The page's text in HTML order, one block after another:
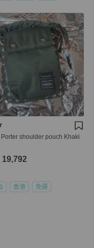
Porter shoulder pouch Khaki
19,792
香港 免運